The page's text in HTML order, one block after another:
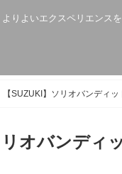
キャンプ・アウトドア情報
【SUZUKI】ソリオバンディ
リオバンディ
りよいエクスペリエン